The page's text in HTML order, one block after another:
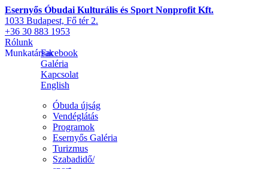
Esernyős Óbudai Kulturális és Sport Nonprofit Kft.
1033 Budapest, Fő tér 2.
+36 30 883 1953
Rólunk
MunkatársakFacebook
Galéria
Kapcsolat
English
Óbuda újság
Vendéglátás
Programok
Esernyős Galéria
Turizmus
Szabadidő/